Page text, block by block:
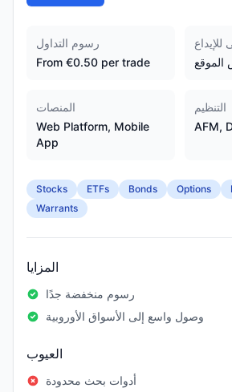
رسوم التداول
From €0.50 per trade
للإيداع
المنصات
Web Platform, Mobile
App
التنظيم
AFM,
Stocks ETFs Bonds Options
Warrants
المزايا
رسوم منخفضة جدًا
وصول واسع إلى الأسواق الأوروبية
العيوب
أدوات بحث محدودة